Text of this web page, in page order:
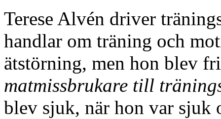
Terese Alvén driver
handlar om träning och
ätstörning, men hon blev
matmissbrukare till
blev sjuk, när hon var sjuk